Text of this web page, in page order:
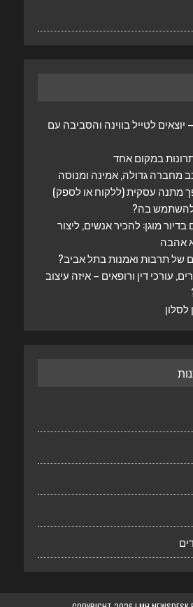
לטייל בווינה והסביבה עם
מחברה גדולה, אמינה ומנוסה
מתנה עסקית (ללקוח או לספק)
בה?
מוגן: להכיר אנשים, ליצור
אהבה
של תרבות ואמנות בתל אביב?
עורכי דין ורופאים – איזה עיצוב
לסלון